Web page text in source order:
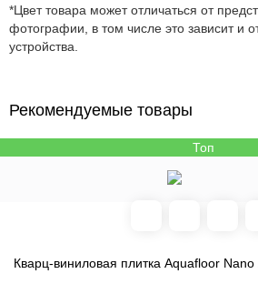
*Цвет товара может отличаться от
фотографии, в том числе это зависит и
устройства.
Рекомендуемые товары
Топ
Кварц-виниловая плитка Aquafloor